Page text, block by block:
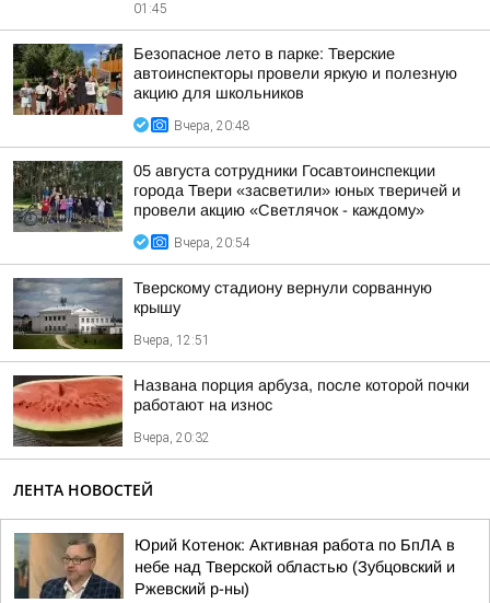
01:45
Безопасное лето в парке: Тверские
автоинспекторы провели яркую и полезную
акцию для школьников
Вчера, 20:48
05 августа сотрудники Госавтоинспекции
города Твери «засветили» юных тверичей и
провели акцию «Светлячок - каждому»
Вчера, 20:54
Тверскому стадиону вернули сорванную
крышу
Вчера, 12:51
Названа порция арбуза, после которой почки
работают на износ
Вчера, 20:32
ЛЕНТА НОВОСТЕЙ
Юрий Котенок: Активная работа по БпЛА в
небе над Тверской областью (Зубцовский и
Ржевский р-ны)